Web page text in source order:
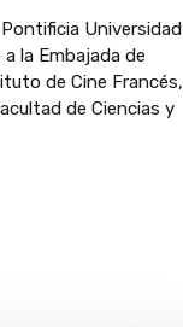
Universidad
la Embajada de
de Cine Francés,
de Ciencias y